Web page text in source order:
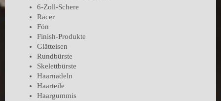
6-Zoll-Schere
Racer
Fön
Finish-Produkte
Glätteisen
Rundbürste
Skelettbürste
Haarnadeln
Haarteile
Haargummis